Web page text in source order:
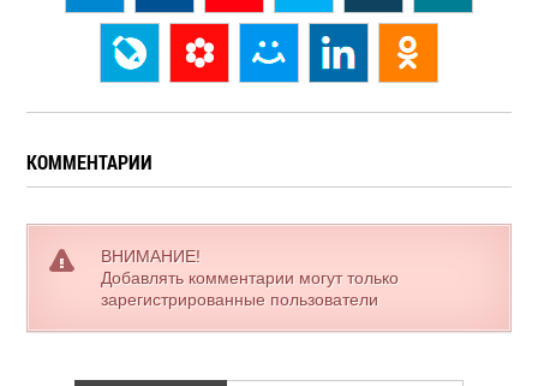
КОММЕНТАРИИ
ВНИМАНИЕ!
Добавлять комментарии могут только
зарегистрированные пользователи